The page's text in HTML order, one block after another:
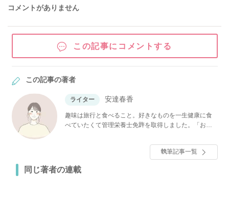
コメントがありません
この記事にコメントする
この記事の著者
ライター 安達春香
趣味は旅行と食べること。好きなものを一生健康に食
べていたくて管理栄養士免許を取得しました。「おい
やお悩み解決食材などをわかりやすくお伝えします！
執筆記事一覧
同じ著者の連載